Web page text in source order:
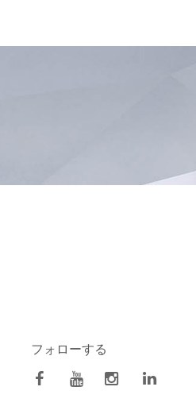
フォローする
facebookYoutubeInstagram